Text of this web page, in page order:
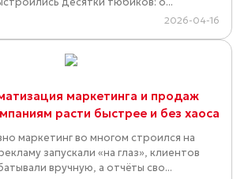
2026-04-16
маркетинга и продаж
расти быстрее и без хаоса
маркетинг во многом строился на
запускали «на глаз», клиентов
вручную, а отчёты сво...